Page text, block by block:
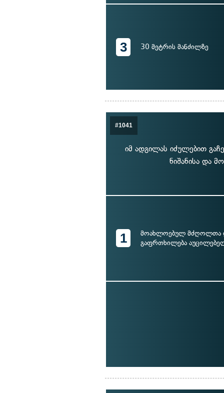
3 30 მეტრის მანძილზე
#1041
იმ ადგილას იძულებით
ნიშანისა და
1
მოახლოებულ
გაფრთხილება